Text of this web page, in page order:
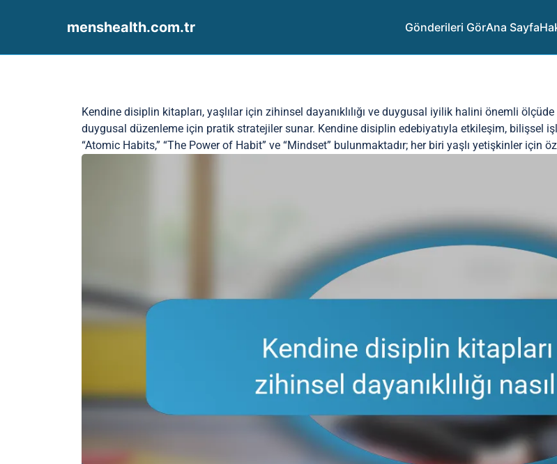
menshealth.com.tr Gönderileri GörAna Sayfa
Kendine disiplin kitapları, yaşlılar için zihinsel dayanıklılığı ve duygusal iyilik halini önemli
duygusal düzenleme için pratik stratejiler sunar. Kendine disiplin edebiyatıyla etkileşim, bilişsel
“Atomic Habits,” “The Power of Habit” ve “Mindset” bulunmaktadır; her biri yaşlı yetişkinler için